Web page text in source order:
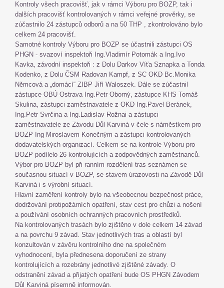
Kontroly všech pracovišť, jak v rámci Výboru pro BOZP, tak i
dalších pracovišť kontrolovaných v rámci veřejné prověrky, se
zúčastnilo 24 zástupců odborů a na 50 THP , zkontrolováno bylo
celkem 24 pracovišť.
Samotné kontroly Výboru pro BOZP se účastnili zástupci OS
PHGN - svazoví inspektoři Ing.Vladimír Potomák a Ing.Ivo
Kavka, závodní inspektoři : z Dolu Darkov Víťa Sznapka a Tonda
Kodenko, z Dolu ČSM Radovan Kampf, z SC OKD Bc.Monika
Němcová a „domácí“ ZIBP Jiří Waloszek. Dále se zúčastnil
zástupce OBÚ Ostrava Ing.Petr Oborný, zástupce KHS Tomáš
Skulina, zástupci zaměstnavatele z OKD Ing.Pavel Beránek,
Ing.Petr Svrčina a Ing.Ladislav Rožnai a zástupci
zaměstnavatele ze Závodu Důl Karviná v čele s náměstkem pro
BOZP Ing Miroslavem Konečným a zástupci kontrolovaných
dodavatelských organizací. Celkem se na kontrole Výboru pro
BOZP podílelo 26 kontrolujících a zodpovědných zaměstnanců.
Výbor pro BOZP byl při ranním rozdělení tras seznámen se
současnou situací v BOZP, se stavem úrazovosti na Závodě Důl
Karviná i s výrobní situací.
Hlavní zaměření kontroly bylo na všeobecnou bezpečnost práce,
dodržování protipožárních opatření, stav cest pro chůzi a nošení
a používání osobních ochranných pracovních prostředků.
Na kontrolovaných trasách bylo zjištěno v dole celkem 14 závad
a na povrchu 9 závad. Stav jednotlivých tras a oblastí byl
konzultován v závěru kontrolního dne na společném
vyhodnocení, byla přednesena doporučení ze strany
kontrolujících a rozebrány jednotlivé zjištěné závady. O
odstranění závad a přijatých opatření bude OS PHGN Závodem
Důl Karviná písemně informován.